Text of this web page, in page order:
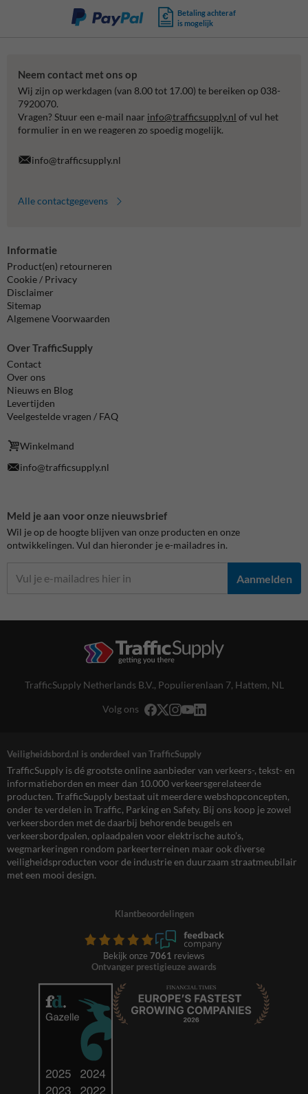
Betaling achteraf
is mogelijk
Neem contact met ons op
Wij zijn op werkdagen (van 8.00 tot 17.00) te bereiken op 038-
7920070.
Vragen? Stuur een e-mail naar info@trafficsupply.nl of vul het
formulier in en we reageren zo spoedig mogelijk.
info@trafficsupply.nl
Alle contactgegevens
Informatie
Product(en) retourneren
Cookie / Privacy
Disclaimer
Sitemap
Algemene Voorwaarden
Over TrafficSupply
Contact
Over ons
Nieuws en Blog
Levertijden
Veelgestelde vragen / FAQ
Winkelmand
info@trafficsupply.nl
Meld je aan voor onze nieuwsbrief
Wil je op de hoogte blijven van onze producten en onze
ontwikkelingen. Vul dan hieronder je e-mailadres in.
Aanmelden
TrafficSupply Netherlands B.V., Populierenlaan 7, Hattem, NL
Volg ons
Veiligheidsbord.nl is onderdeel van TrafficSupply
TrafficSupply is dé grootste online aanbieder van verkeers-, tekst- en
informatieborden en meer dan 10.000 verkeersgerelateerde
producten. TrafficSupply bestaat uit meerdere webshopconcepten,
onder te verdelen in Traffic, Parking en Safety. Bij ons koop je zowel
verkeersborden met de daarbij behorende beugels en
verkeersbordpalen, oplaadpalen voor elektrische auto’s,
wegmarkeringen rondom parkeerterreinen maar ook diverse
veiligheidsproducten voor de industrie en duurzaam straatmeubilair
met een mooi design.
Klantbeoordelingen
Bekijk onze 7061 reviews
Ontvanger prestigieuze awards